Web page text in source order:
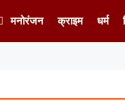
मनोरंजन क्राइम धर्म